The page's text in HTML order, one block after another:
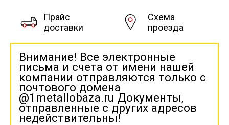
Прайс
доставки
Схема
проезда
Внимание! Все электронные
письма и счета от имени нашей
компании отправляются только с
почтового домена
@1metallobaza.ru Документы,
отправленные с других адресов
недействительны!